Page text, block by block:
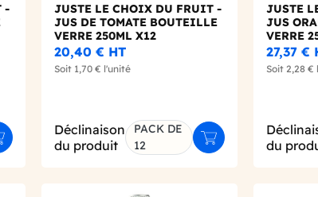
-
au panier
JUSTE LE CHOIX DU FRUIT -
JUS DE TOMATE BOUTEILLE
VERRE 250ML X12
20,40 € HT
Soit 1,70 € l'unité
Déclinaison
du produit
PACK DE
12
Ajouter au panier
JUSTE
JUS
VERRE
27,37 €
Soit 2,28 €
du